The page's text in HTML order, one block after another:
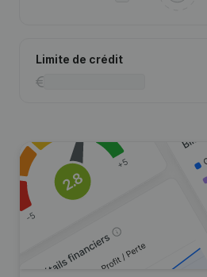
Limite de crédit